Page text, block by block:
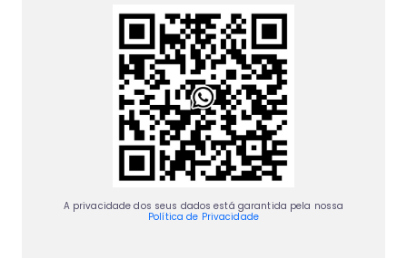
A privacidade dos seus dados está garantida pela nossa
Política de Privacidade